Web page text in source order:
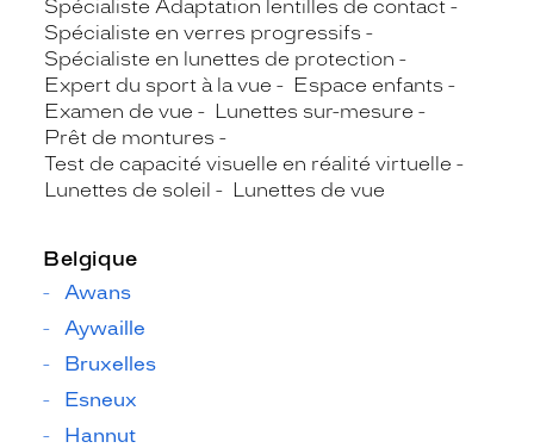
Spécialiste Adaptation lentilles de contact
Spécialiste en verres progressifs
Spécialiste en lunettes de protection
Expert du sport à la vue
Espace enfants
Examen de vue
Lunettes sur-mesure
Prêt de montures
Test de capacité visuelle en réalité virtuelle
Lunettes de soleil
Lunettes de vue
Belgique
Awans
Aywaille
Bruxelles
Esneux
Hannut